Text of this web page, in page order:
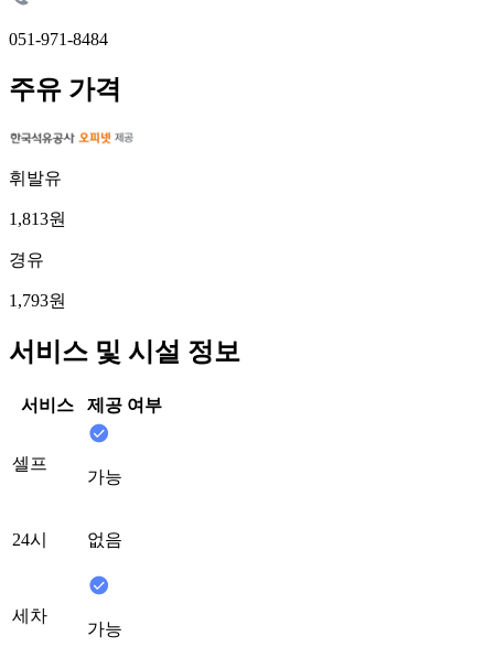
051-971-8484
주유 가격
휘발유
1,813원
경유
1,793원
서비스 및 시설 정보
서비스 제공 여부
셀프
가능
24시 없음
세차
가능